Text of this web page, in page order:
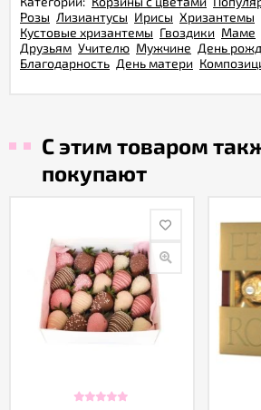
Розы Лизиантусы Ирисы Хризантемы
Кустовые хризантемы Гвоздики Маме
Друзьям Учителю Мужчине День
Благодарность День матери
С этим товаром
покупают